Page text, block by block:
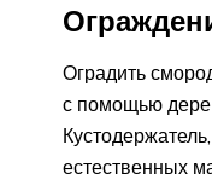
Оградить
с помощью
естественных